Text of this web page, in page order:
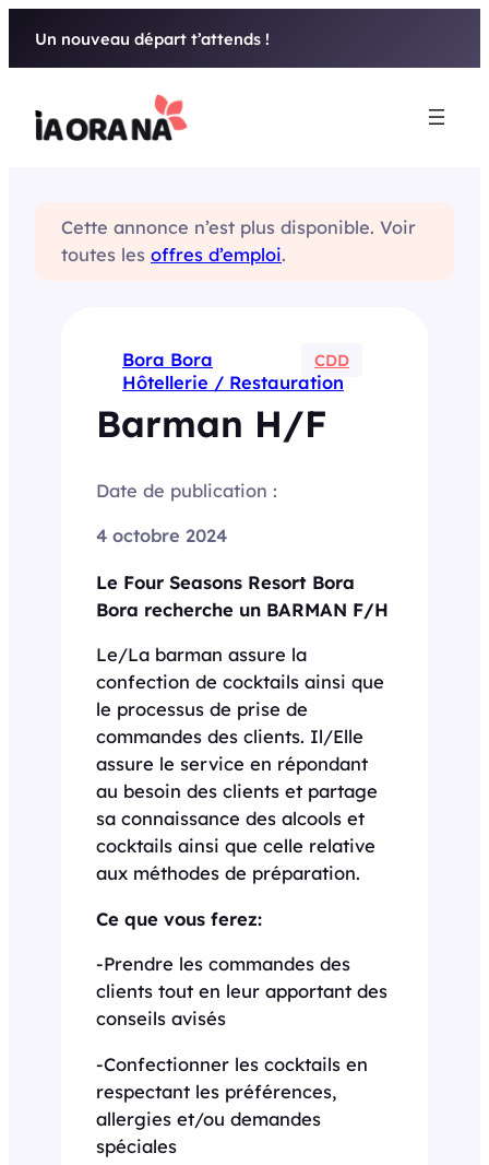
Un nouveau départ t’attends !
Cette annonce n’est plus disponible. Voir
toutes les offres d’emploi.
Bora Bora CDD
Hôtellerie / Restauration
Barman H/F
Date de publication :
4 octobre 2024
Le Four Seasons Resort Bora
Bora recherche un BARMAN F/H
Le/La barman assure la
confection de cocktails ainsi que
le processus de prise de
commandes des clients. Il/Elle
assure le service en répondant
au besoin des clients et partage
sa connaissance des alcools et
cocktails ainsi que celle relative
aux méthodes de préparation.
Ce que vous ferez:
-Prendre les commandes des
clients tout en leur apportant des
conseils avisés
-Confectionner les cocktails en
respectant les préférences,
allergies et/ou demandes
spéciales